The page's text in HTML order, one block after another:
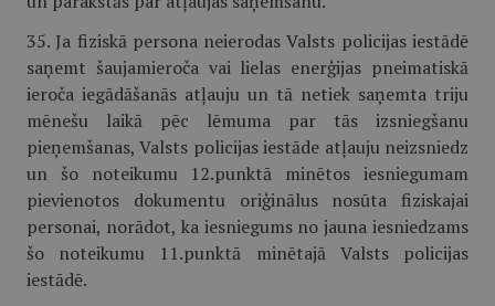
35. Ja fiziskā persona neierodas Valsts policijas iestādē
saņemt šaujamieroča vai lielas enerģijas pneimatiskā
ieroča iegādāšanās atļauju un tā netiek saņemta triju
mēnešu laikā pēc lēmuma par tās izsniegšanu
pieņemšanas, Valsts policijas iestāde atļauju neizsniedz
un šo noteikumu 12.punktā minētos iesniegumam
pievienotos dokumentu oriģinālus nosūta fiziskajai
personai, norādot, ka iesniegums no jauna iesniedzams
šo noteikumu 11.punktā minētajā Valsts policijas
iestādē.